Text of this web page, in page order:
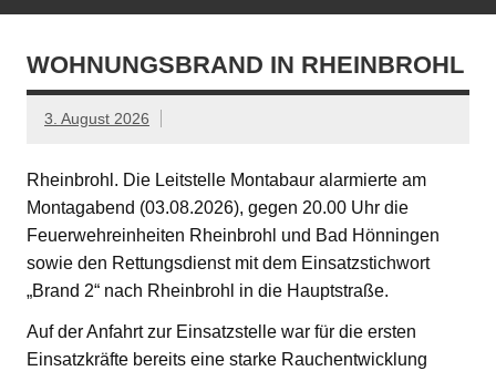
WOHNUNGSBRAND IN RHEINBROHL
3. August 2026
Rheinbrohl. Die Leitstelle Montabaur alarmierte am
Montagabend (03.08.2026), gegen 20.00 Uhr die
Feuerwehreinheiten Rheinbrohl und Bad Hönningen
sowie den Rettungsdienst mit dem Einsatzstichwort
„Brand 2“ nach Rheinbrohl in die Hauptstraße.
Auf der Anfahrt zur Einsatzstelle war für die ersten
Einsatzkräfte bereits eine starke Rauchentwicklung